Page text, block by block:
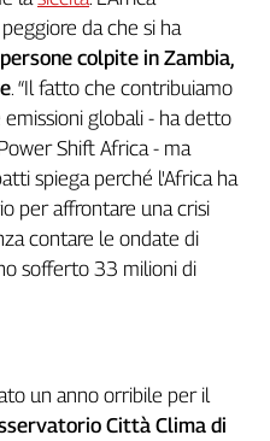
da che si ha
colpite in Zambia,
. “Il fatto che contribuiamo
globali - ha detto
Shift Africa - ma
spiega perché l'Africa ha
per affrontare una crisi
contare le ondate di
sofferto 33 milioni di
un anno orribile per il
Città Clima di